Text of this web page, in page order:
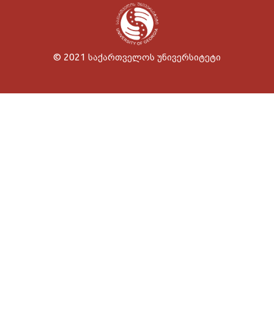
© 2021 საქართველოს უნივერსიტეტი